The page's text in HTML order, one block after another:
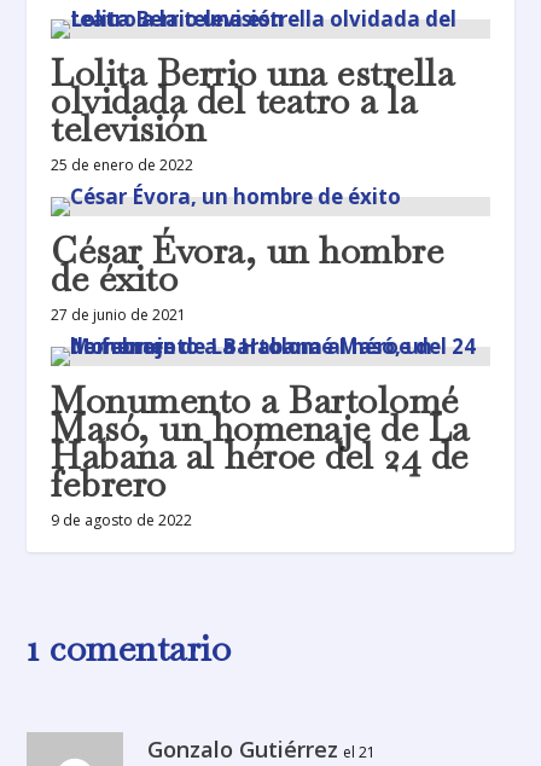
Lolita Berrio una estrella
olvidada del teatro a la
televisión
25 de enero de 2022
César Évora, un hombre
de éxito
27 de junio de 2021
Monumento a Bartolomé
Masó, un homenaje de La
Habana al héroe del 24 de
febrero
9 de agosto de 2022
1 comentario
Gonzalo Gutiérrez el 21